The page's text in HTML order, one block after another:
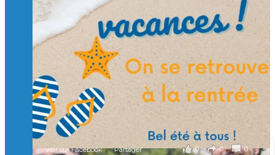
et contribuons ensemble à former les générations
d’ingénieurs de demain. 🙏
Merci à tous !
🎯 Taxe d’apprentissage 2026 : avec l'Isep, investissez pour
un numérique au service de l'humain !
À l’Isep, nous formons des ingénieurs, des bachelors, des
Mastères Spécialisés, qui allient excellence technologique et
valeurs humaines, au cœur de notre pro
...Voir plus
il y a 2 mois
0 0 0
Voir sur Facebook · Partager